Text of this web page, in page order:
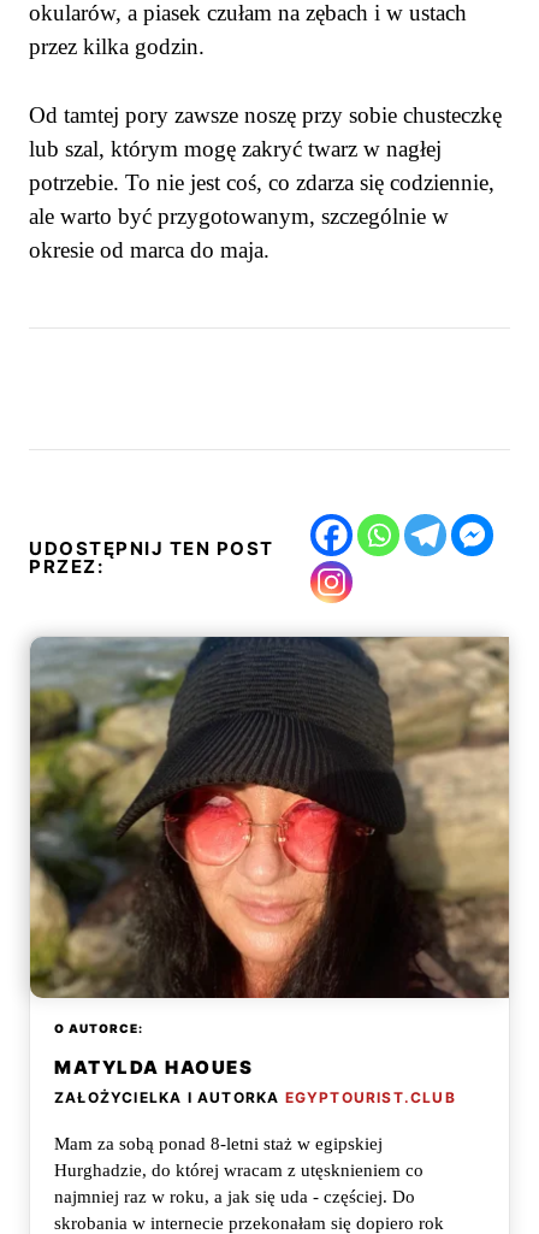
okularów, a piasek czułam na zębach i w ustach
przez kilka godzin.
Od tamtej pory zawsze noszę przy sobie chusteczkę
lub szal, którym mogę zakryć twarz w nagłej
potrzebie. To nie jest coś, co zdarza się codziennie,
ale warto być przygotowanym, szczególnie w
okresie od marca do maja.
UDOSTĘPNIJ TEN POST
PRZEZ:
O AUTORCE:
MATYLDA HAOUES
ZAŁOŻYCIELKA I AUTORKA EGYPTOURIST.CLUB
Mam za sobą ponad 8-letni staż w egipskiej
Hurghadzie, do której wracam z utęsknieniem co
najmniej raz w roku, a jak się uda - częściej. Do
skrobania w internecie przekonałam się dopiero rok